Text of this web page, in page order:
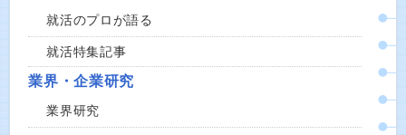
就活のプロが語る
就活特集記事
業界・企業研究
業界研究